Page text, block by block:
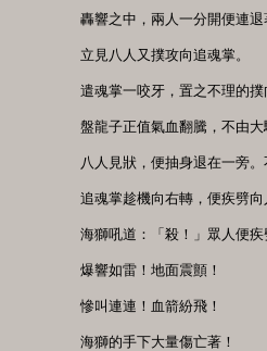
轟響之中，兩人一分開便連退
立見八人又撲攻向追魂掌。
遣魂掌一咬牙，置之不理的撲
盤龍子正值氣血翻騰，不由大
八人見狀，便抽身退在一旁。
追魂掌趁機向右轉，便疾劈向
海獅吼道：「殺！」眾人便疾
爆響如雷！地面震顫！
慘叫連連！血箭紛飛！
海獅的手下大量傷亡著！